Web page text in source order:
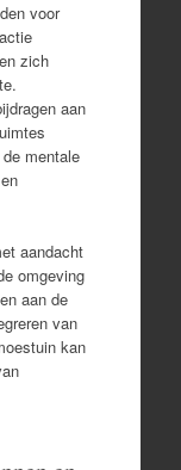
voor
zich
aan
mentale
aandacht
omgeving
aan de
van
kan